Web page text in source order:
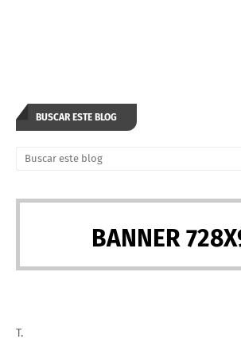
BUSCAR ESTE BLOG
BANNER
T.